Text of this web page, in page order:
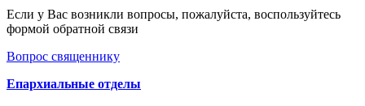
Если у Вас возникли вопросы, пожалуйста, воспользуйтесь
формой обратной связи
Вопрос священнику
Епархиальные отделы